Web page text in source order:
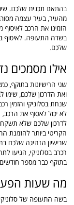
בהתאם תכנית שלכם.
מהעיר, בעיר עצמה
הזמינו את הרכב לאיסוף
בשדה התעופה. לאיסוף
שלכם.
אילו מסמכים
שני הרישיונות בתוקף,
שנחת בסלוניקי והזמין
לא יכול לאסוף את
לדרכון שלכם שלא
הקריטי ביותר להזמנת
שרישיון הנהיגה שלכם
רכרב בסלוניקי, הגיעו
בתוקף כבר מספר
מה שעות